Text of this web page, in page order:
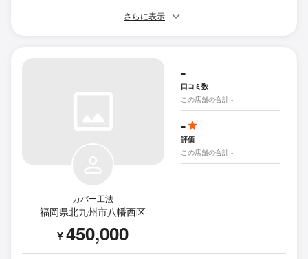
さらに表示
カバー工法
福岡県北九州市八幡西区
¥450,000
-
口コミ数
この店舗の合計 -
-
評価
この店舗の合計 -